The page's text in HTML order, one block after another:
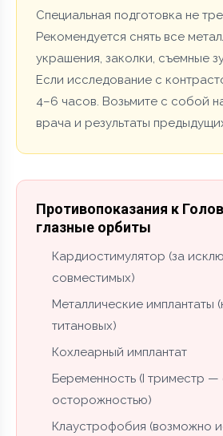
Специальная подготовка не
Рекомендуется снять все
украшения, заколки, съемные
Если исследование с
4–6 часов. Возьмите с собой
врача и результаты
Противопоказания к
глазные орбиты
Кардиостимулятор (за
совместимых)
Металлические имплантаты
титановых)
Кохлеарный имплантат
Беременность (I триместр —
осторожностью)
Клаустрофобия (возможно